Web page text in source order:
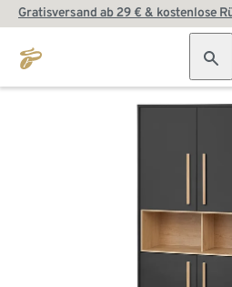
Gratisversand ab 29 € & kostenlose